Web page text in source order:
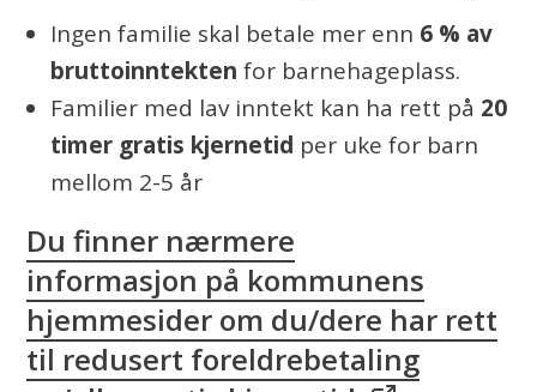
Ingen familie skal betale mer enn 6 % av
bruttoinntektenfor barnehageplass.
Familier med lav inntekt kan ha rett på 20
timer gratis kjernetid per uke for barn
mellom 2-5 år
Du finner nærmere
informasjon på kommunens
hjemmesider om du/dere har rett
til redusert foreldrebetaling